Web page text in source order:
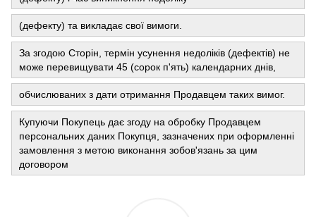
(дефекту) та викладає свої вимоги.
За згодою Сторін, термін усунення недоліків (дефектів) не
може перевищувати 45 (сорок п'ять) календарних днів,
обчислюваних з дати отримання Продавцем таких вимог.
Купуючи Покупець дає згоду на обробку Продавцем
персональних даних Покупця, зазначених при оформленні
замовлення з метою виконання зобов'язань за цим
договором